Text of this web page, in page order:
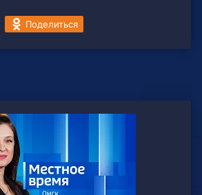
Поделиться